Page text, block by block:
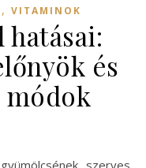
, VITAMINOK
hatásai:
és
módok